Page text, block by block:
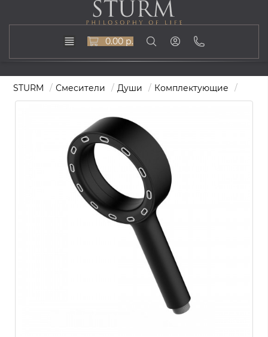
0.00 р.
STURM Смесители Души Комплектующие